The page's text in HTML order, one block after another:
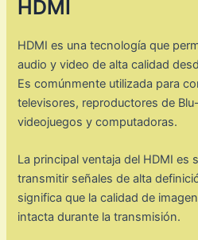
HDMI
HDMI es una tecnología que
audio y video de alta calidad
Es comúnmente utilizada para
televisores, reproductores de
videojuegos y computadoras.
La principal ventaja del HDMI es
transmitir señales de alta
significa que la calidad de
intacta durante la transmisión.